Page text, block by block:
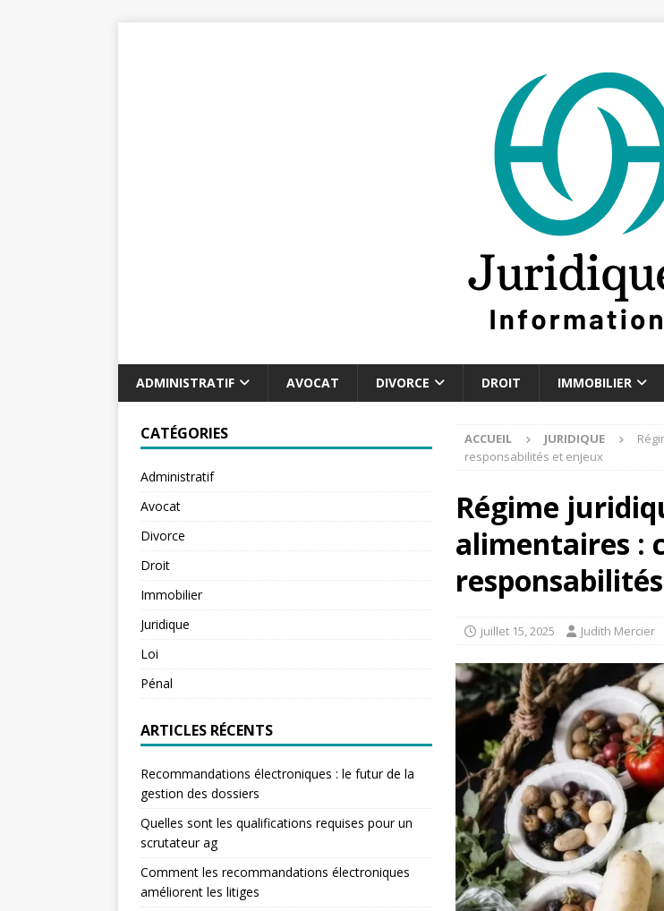
ADMINISTRATIF AVOCAT DIVORCE DROIT IMMOBILIER
ACCUEIL JURIDIQUE
responsabilités et enjeux
Régime
alimentaires :
juillet 15, 2025 Judith Mercier
CATÉGORIES
Administratif
Avocat
Divorce
Droit
Immobilier
Juridique
Loi
Pénal
ARTICLES RÉCENTS
Recommandations électroniques : le futur de la
gestion des dossiers
Quelles sont les qualifications requises pour un
scrutateur ag
Comment les recommandations électroniques
améliorent les litiges